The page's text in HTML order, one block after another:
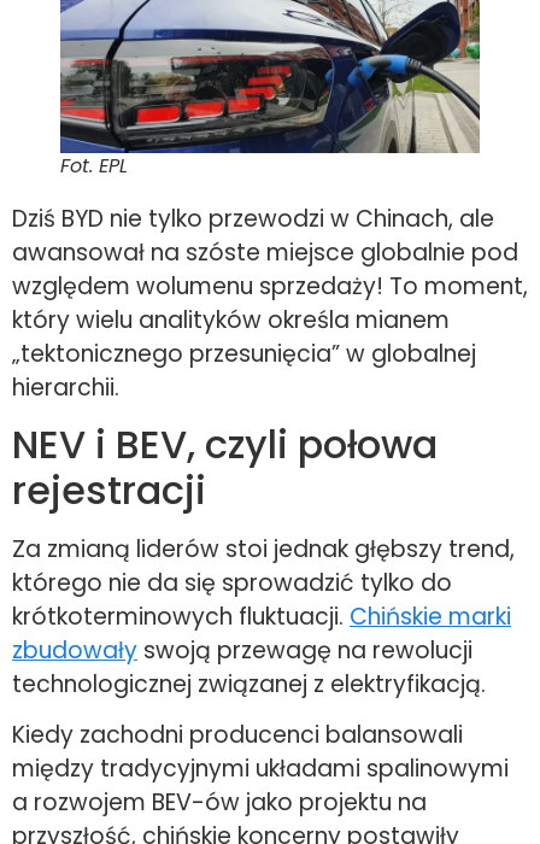
Fot. EPL
Dziś BYD nie tylko przewodzi w Chinach, ale
awansował na szóste miejsce globalnie pod
względem wolumenu sprzedaży! To moment,
który wielu analityków określa mianem
„tektonicznego przesunięcia” w globalnej
hierarchii.
NEV i BEV, czyli połowa
rejestracji
Za zmianą liderów stoi jednak głębszy trend,
którego nie da się sprowadzić tylko do
krótkoterminowych fluktuacji. Chińskie marki
zbudowały swoją przewagę na rewolucji
technologicznej związanej z elektryfikacją.
Kiedy zachodni producenci balansowali
między tradycyjnymi układami spalinowymi
a rozwojem BEV-ów jako projektu na
przyszłość, chińskie koncerny postawiły